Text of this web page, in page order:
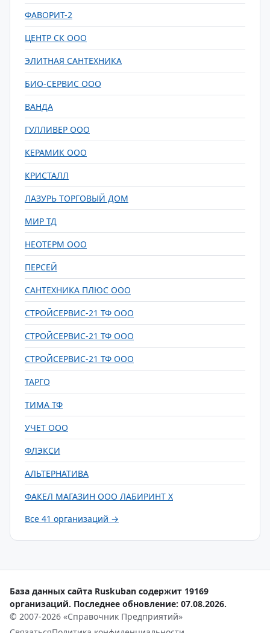
ФАВОРИТ-2
ЦЕНТР СК ООО
ЭЛИТНАЯ САНТЕХНИКА
БИО-СЕРВИС ООО
ВАНДА
ГУЛЛИВЕР ООО
КЕРАМИК ООО
КРИСТАЛЛ
ЛАЗУРЬ ТОРГОВЫЙ ДОМ
МИР ТД
НЕОТЕРМ ООО
ПЕРСЕЙ
САНТЕХНИКА ПЛЮС ООО
СТРОЙСЕРВИС-21 ТФ ООО
СТРОЙСЕРВИС-21 ТФ ООО
СТРОЙСЕРВИС-21 ТФ ООО
ТАРГО
ТИМА ТФ
УЧЕТ ООО
ФЛЭКСИ
АЛЬТЕРНАТИВА
ФАКЕЛ МАГАЗИН ООО ЛАБИРИНТ Х
Все 41 организаций →
База данных сайта Ruskuban содержит 19169
организаций. Последнее обновление: 07.08.2026.
© 2007-2026 «Справочник Предприятий»